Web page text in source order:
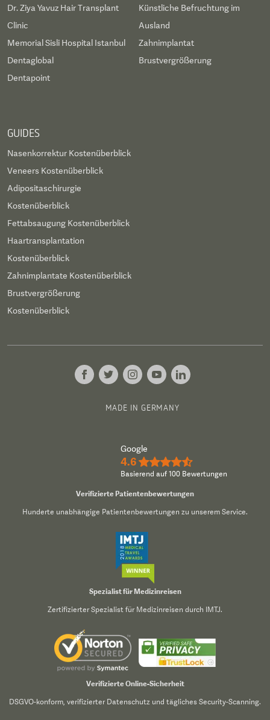
Dr. Ziya Yavuz Hair Transplant
Clinic
Memorial Sisli Hospital Istanbul
Dentaglobal
Dentapoint
Künstliche Befruchtung im
Ausland
Zahnimplantat
Brustvergrößerung
GUIDES
Nasenkorrektur Kostenüberblick
Veneers Kostenüberblick
Adipositaschirurgie
Kostenüberblick
Fettabsaugung Kostenüberblick
Haartransplantation
Kostenüberblick
Zahnimplantate Kostenüberblick
Brustvergrößerung
Kostenüberblick
MADE IN GERMANY
Google
4.6 ★★★★½
Basierend auf 100 Bewertungen
Verifizierte Patientenbewertungen
Hunderte unabhängige Patientenbewertungen zu unserem Service.
Spezialist für Medizinreisen
Zertifizierter Spezialist für Medizinreisen durch IMTJ.
Verifizierte Online-Sicherheit
DSGVO-konform, verifizierter Datenschutz und tägliches Security-Scanning.